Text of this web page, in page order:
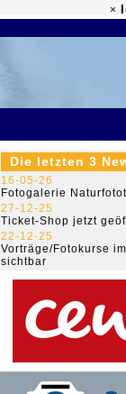
×
Die letzten 3
16-05-26
Fotogalerie
27-12-25
Ticket-Shop jetzt
22-12-25
Vorträge/Fotokurse
sichtbar